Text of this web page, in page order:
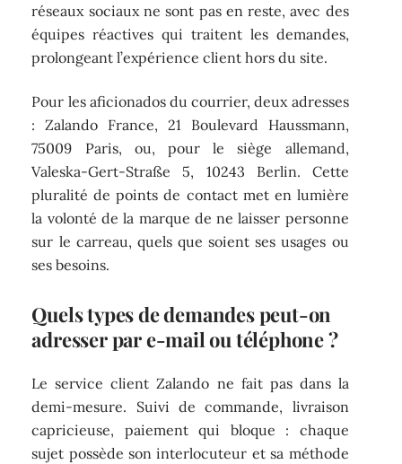
réseaux sociaux ne sont pas en reste, avec des
équipes réactives qui traitent les demandes,
prolongeant l’expérience client hors du site.
Pour les aficionados du courrier, deux adresses
: Zalando France, 21 Boulevard Haussmann,
75009 Paris, ou, pour le siège allemand,
Valeska-Gert-Straße 5, 10243 Berlin. Cette
pluralité de points de contact met en lumière
la volonté de la marque de ne laisser personne
sur le carreau, quels que soient ses usages ou
ses besoins.
Quels types de demandes peut-on
adresser par e-mail ou téléphone ?
Le service client Zalando ne fait pas dans la
demi-mesure. Suivi de commande, livraison
capricieuse, paiement qui bloque : chaque
sujet possède son interlocuteur et sa méthode